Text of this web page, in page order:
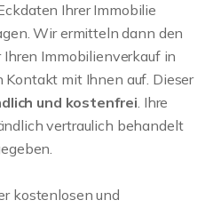
Ihrer Immobilie
Wir ermitteln dann den
Immobilienverkauf in
mit Ihnen auf. Dieser
und kostenfrei. Ihre
vertraulich behandelt
kostenlosen und